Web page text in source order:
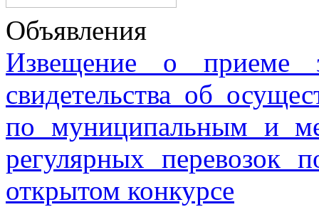
Объявления
Извещение о приеме
свидетельства об
по муниципальным и
регулярных перевозок
открытом конкурсе